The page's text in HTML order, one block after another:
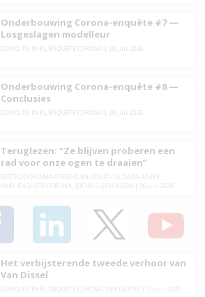
Onderbouwing Corona-enquête #7 —
Losgeslagen modelleur
COVID-19, PARL.ENQUETE CORONA 08 juli 2026
Onderbouwing Corona-enquête #8 —
Conclusies
COVID-19, PARL.ENQUETE CORONA 08 juli 2026
Teruglezen: “Ze blijven proberen een
rad voor onze ogen te draaien”
BESTRIJDINGSMAATREGELEN COVID-19, DATA-R0-IFR
PARL.ENQUETE CORONA
SOCIALE GEVOLGEN 06 juli 2026
Het verbijsterende tweede verhoor van
Van Dissel
COVID-19, PARL.ENQUETE CORONA VENTILATIE 03 juli 2026